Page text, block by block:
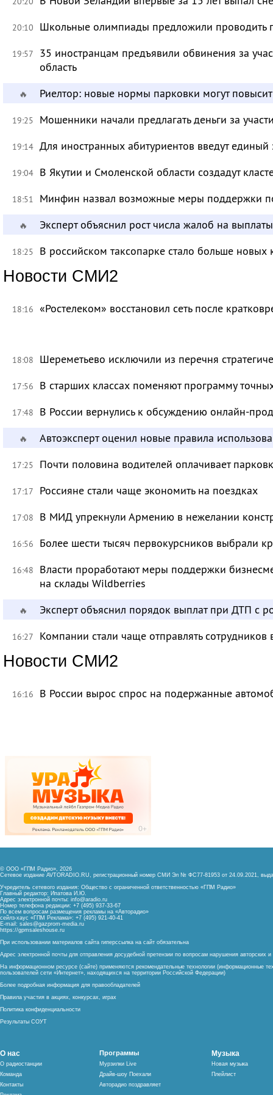
20:10 Школьные олимпиады предложили проводить
19:57
35 иностранцам предъявили обвинения за
область
🔥 Риелтор: новые нормы парковки могут
19:25 Мошенники начали предлагать деньги за
19:14 Для иностранных абитуриентов введут
19:04 В Якутии и Смоленской области создадут
18:51 Минфин назвал возможные меры поддержки
🔥 Эксперт объяснил рост числа жалоб на
18:25 В российском таксопарке стало больше новых
Новости СМИ2
18:16 «Ростелеком» восстановил сеть после
18:08 Шереметьево исключили из перечня
17:56 В старших классах поменяют программу
17:48 В России вернулись к обсуждению онлайн-
🔥 Автоэксперт оценил новые правила
17:25 Почти половина водителей оплачивает
17:17 Россияне стали чаще экономить на поездках
17:08 В МИД упрекнули Армению в нежелании
16:56 Более шести тысяч первокурсников выбрали
16:48
Власти проработают меры поддержки
на склады Wildberries
🔥 Эксперт объяснил порядок выплат при ДТП с
16:27 Компании стали чаще отправлять сотрудников
Новости СМИ2
16:16 В России вырос спрос на подержанные
© ООО «ГПМ Радио», 2026
Сетевое издание AVTORADIO.RU, регистрационный номер СМИ Эл № ФС77-81953 от 24.09.2021,
Учредитель сетевого издания: Общество с ограниченной ответственностью «ГПМ Радио»
Главный редактор: Ипатова И.Ю.
Адрес электронной почты: info@aradio.ru
Номер телефона редакции: +7 (495) 937-33-67
По всем вопросам размещения рекламы на «Авторадио»
сейлз-хаус «ГПМ Реклама»: +7 (495) 921-40-41
E-mail: sales@gazprom-media.ru
https://gpmsaleshouse.ru
При использовании материалов сайта гиперссылка на сайт обязательна
Адрес электронной почты для отправления досудебной претензии по вопросам нарушения авторских
На информационном ресурсе (сайте) применяются рекомендательные технологии (информационные
пользователей сети «Интернет», находящихся на территории Российской Федерации)
Более подробная информация для правообладателей
Правила участия в акциях, конкурсах, играх
Политика конфиденциальности
Результаты СОУТ
О нас
О радиостанции
Команда
Контакты
Программы
Мурзилки Live
Драйв-шоу Поехали
Авторадио поздравляет
Музыка
Новая музыка
Плейлист